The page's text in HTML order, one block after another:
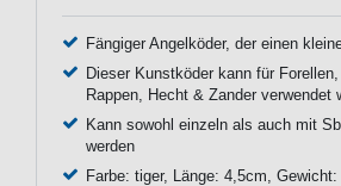
Fängiger Angelköder, der einen
Dieser Kunstköder kann für Forellen,
Rappen, Hecht & Zander verwendet
Kann sowohl einzeln als auch mit
werden
Farbe: tiger, Länge: 4,5cm,